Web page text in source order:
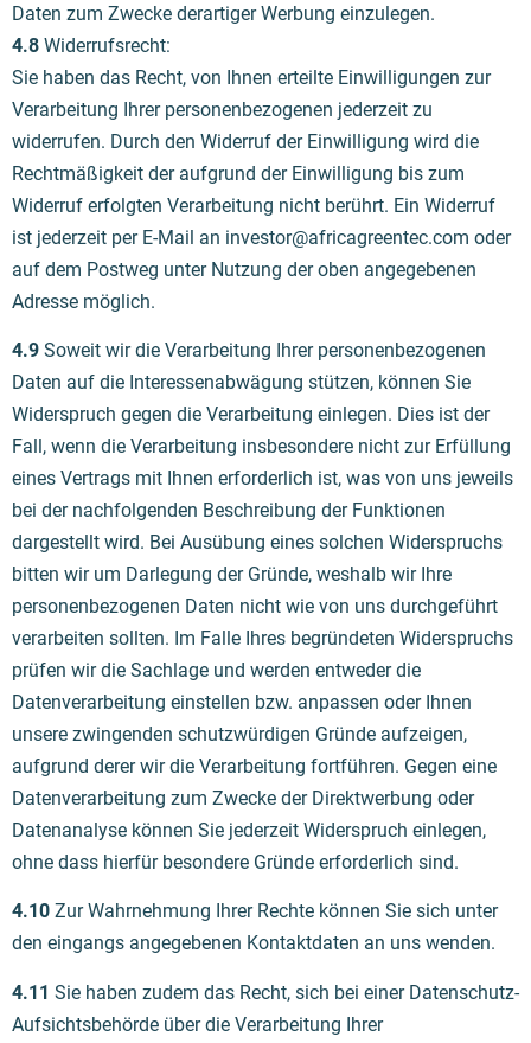
Daten zum Zwecke derartiger Werbung einzulegen.
4.8 Widerrufsrecht:
Sie haben das Recht, von Ihnen erteilte Einwilligungen zur
Verarbeitung Ihrer personenbezogenen jederzeit zu
widerrufen. Durch den Widerruf der Einwilligung wird die
Rechtmäßigkeit der aufgrund der Einwilligung bis zum
Widerruf erfolgten Verarbeitung nicht berührt. Ein Widerruf
ist jederzeit per E-Mail an investor@africagreentec.com oder
auf dem Postweg unter Nutzung der oben angegebenen
Adresse möglich.
4.9 Soweit wir die Verarbeitung Ihrer personenbezogenen
Daten auf die Interessenabwägung stützen, können Sie
Widerspruch gegen die Verarbeitung einlegen. Dies ist der
Fall, wenn die Verarbeitung insbesondere nicht zur Erfüllung
eines Vertrags mit Ihnen erforderlich ist, was von uns jeweils
bei der nachfolgenden Beschreibung der Funktionen
dargestellt wird. Bei Ausübung eines solchen Widerspruchs
bitten wir um Darlegung der Gründe, weshalb wir Ihre
personenbezogenen Daten nicht wie von uns durchgeführt
verarbeiten sollten. Im Falle Ihres begründeten Widerspruchs
prüfen wir die Sachlage und werden entweder die
Datenverarbeitung einstellen bzw. anpassen oder Ihnen
unsere zwingenden schutzwürdigen Gründe aufzeigen,
aufgrund derer wir die Verarbeitung fortführen. Gegen eine
Datenverarbeitung zum Zwecke der Direktwerbung oder
Datenanalyse können Sie jederzeit Widerspruch einlegen,
ohne dass hierfür besondere Gründe erforderlich sind.
4.10 Zur Wahrnehmung Ihrer Rechte können Sie sich unter
den eingangs angegebenen Kontaktdaten an uns wenden.
4.11 Sie haben zudem das Recht, sich bei einer Datenschutz-
Aufsichtsbehörde über die Verarbeitung Ihrer